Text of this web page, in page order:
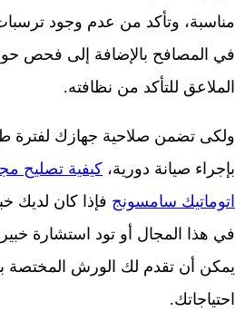
مناسبة، وتأكد من عدم وجود
في المصافح بالإضافة إلى فحص
الملاعق للتأكد من نظافته.
ولكى تضمن صلاحية جهازك لفترة
بإجراء صيانة دورية، كيفية تصليح
اتوماتيك سامسونج فإذا كان لديك
في هذا المجال أو تود استشارة
يمكن أن تقدم لك الورش المختصة
احتياجاتك.